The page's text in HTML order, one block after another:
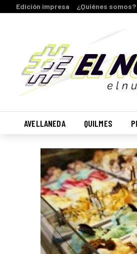
Edición impresa ¿Quiénes somos?
AVELLANEDA QUILMES